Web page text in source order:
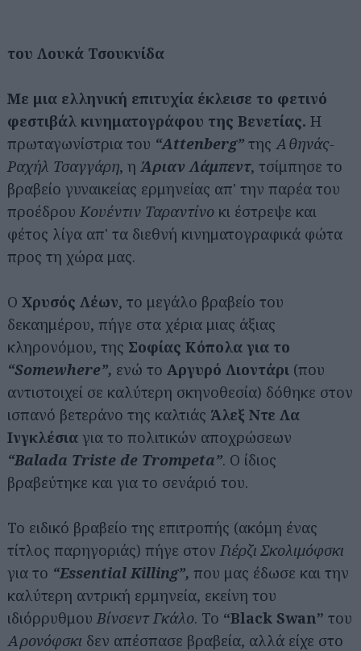
του Λουκά Τσουκνίδα
Με μια ελληνική επιτυχία έκλεισε το φετινό
φεστιβάλ κινηματογράφου της Βενετίας. Η
πρωταγωνίστρια του “Attenberg” της Αθηνάς-
Ραχήλ Τσαγγάρη, η Άριαν Λάμπεντ, τσίμπησε το
βραβείο γυναικείας ερμηνείας απ' την παρέα του
προέδρου Κουέντιν Ταραντίνο κι έστρεψε και
φέτος λίγα απ' τα διεθνή κινηματογραφικά φώτα
προς τη χώρα μας.
Ο Χρυσός Λέων, το μεγάλο βραβείο του
δεκαημέρου, πήγε στα χέρια μιας άξιας
κληρονόμου, της Σοφίας Κόπολα για το
“Somewhere”, ενώ το Αργυρό Λιοντάρι (που
αντιστοιχεί σε καλύτερη σκηνοθεσία) δόθηκε στον
ισπανό βετεράνο της καλτιάς Άλεξ Ντε Λα
Ινγκλέσια για το πολιτικών αποχρώσεων
“Balada Triste de Trompeta”. Ο ίδιος
βραβεύτηκε και για το σενάριό του.
Το ειδικό βραβείο της επιτροπής (ακόμη ένας
τίτλος παρηγοριάς) πήγε στον Γιέρζι Σκολιμόφσκι
για το “Essential Killing”, που μας έδωσε και την
καλύτερη αντρική ερμηνεία, εκείνη του
ιδιόρρυθμου Βίνσεντ Γκάλο. Το “Black Swan” του
Αρονόφσκι δεν απέσπασε βραβεία, αλλά είχε στο